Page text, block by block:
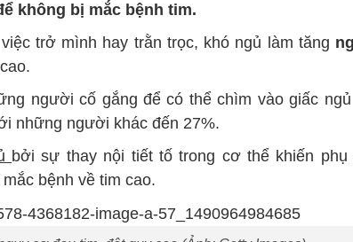
không bị mắc bệnh tim.
trở mình hay trằn trọc, khó ngủ làm tăng
người cố gắng để có thể chìm vào giấc
những người khác đến 27%.
bởi sự thay nội tiết tố trong cơ thể khiến phụ
bệnh về tim cao.